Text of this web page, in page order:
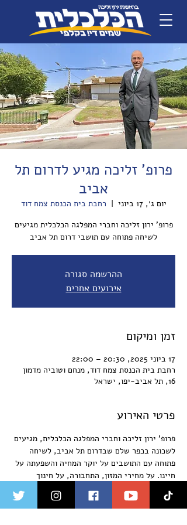
פרופ' זליכה מגיע לדרום תל
אביב
יום ג׳, 17 ביוני
  |
רחבת בית הכנסת צמח דוד
פרופ' ירון זליכה וחברי המפלגה הכלכלית מגיעים
לשיחה פתוחה עם תושבי דרום תל אביב
ההרשמה סגורה
אירועים אחרים
זמן ומיקום
17 ביוני 2025, 20:30 – 22:00
רחבת בית הכנסת צמח דוד, מנחם וטוביה מדמון
16, תל אביב-יפו, ישראל
פרטי האירוע
פרופ' ירון זליכה וחברי המפלגה הכלכלית, מגיעים
לשכונה בכפר שלם שבדרום תל אביב, לשיחה
פתוחה עם התושבים על יוקר המחיה והשפעתה על
חיינו. על מחירי המזון, התחבורה, על חינוך
ותעסוקה. על העסקים קטנים וביטחון לתושבים.